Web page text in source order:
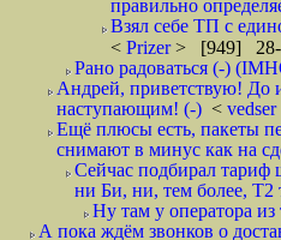
правильно
Взял себе ТП с
< Prizer> [949] 28-
Рано радоваться (-)
Андрей, приветствую! До
наступающим! (-) < vedser
Ещё плюсы есть, пакеты
снимают в минус как на
Сейчас подбирал тариф
ни Би, ни, тем более, Т2
Ну там у оператора из
А пока ждём звонков о